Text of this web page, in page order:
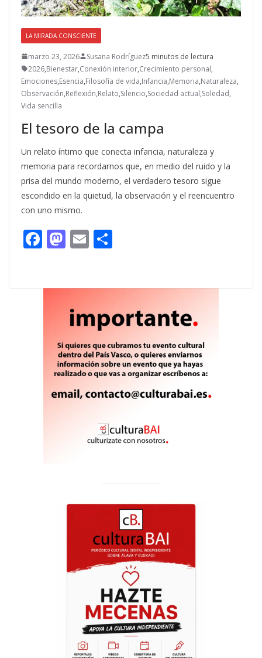
LA MIRADA CONSCIENTE
marzo 23, 2026 Susana Rodríguez5 minutos de lectura
2026,Bienestar,Conexión interior,Crecimiento personal,
Emociones,Esencia,Filosofía de vida,Infancia,Memoria,Naturaleza,
Observación,Reflexión,Relato,Silencio,Sociedad actual,Soledad,
Vida sencilla
El tesoro de la campa
Un relato íntimo que conecta infancia, naturaleza y
memoria para recordarnos que, en medio del ruido y la
prisa del mundo moderno, el verdadero tesoro sigue
escondido en la quietud, la observación y el reencuentro
con uno mismo.
F
b
M
d
o
n
E
l p
ar
ti
r